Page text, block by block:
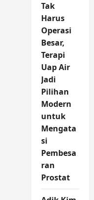
Tak
Harus
Operasi
Besar,
Terapi
Uap Air
Jadi
Pilihan
Modern
untuk
Mengata
si
Pembesa
ran
Prostat